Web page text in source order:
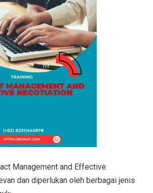
Management and Effective
dan diperlukan oleh berbagai jenis